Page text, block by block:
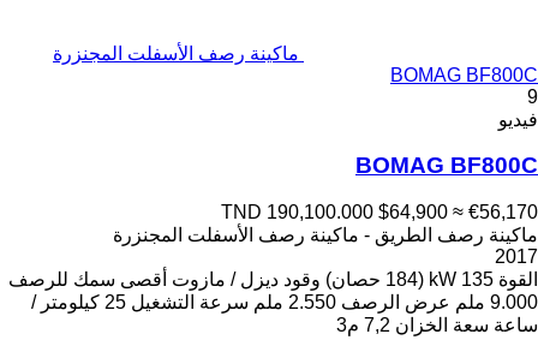
ماكينة رصف الأسفلت المجنزرة
BOMAG BF800C
9
فيديو
BOMAG BF800C
TND 190,100.000 $64,900 ≈ €56,170
ماكينة رصف الطريق - ماكينة رصف الأسفلت المجنزرة
2017
القوة 135 kW (184 حصان) وقود ديزل / مازوت أقصى سمك للرصف
9.000 ملم
عرض الرصف 2.550 ملم سرعة التشغيل
25 كيلومتر /
ساعة سعة الخزان 7,2 م3